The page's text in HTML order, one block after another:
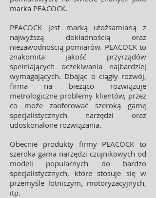
marka PEACOCK.
PEACOCK jest marką utożsamianą z
najwyższą dokładnością oraz
niezawodnością pomiarów. PEACOCK to
znakomita jakość przyrządów
spełniających oczekiwania najbardziej
wymagających. Dbając o ciągły rozwój,
firma na bieżąco rozwiązuje
metrologiczne problemy klientów, przez
co może zaoferować szeroką gamę
specjalistycznych narzędzi oraz
udoskonalone rozwiązania.
Obecnie produkty firmy PEACOCK to
szeroka gama narzędzi czujnikowych od
modeli popularnych do bardzo
specjalistycznych, które stosuje się w
przemyśle lotniczym, motoryzacyjnych,
itp.